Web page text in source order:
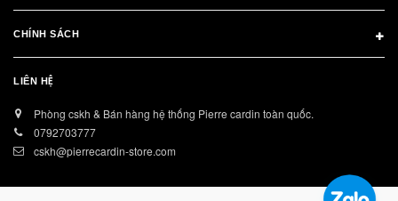
CHÍNH SÁCH
LIÊN HỆ
Phòng cskh & Bán hàng hệ thống Pierre cardin toàn quốc.
0792703777
cskh@pierrecardin-store.com